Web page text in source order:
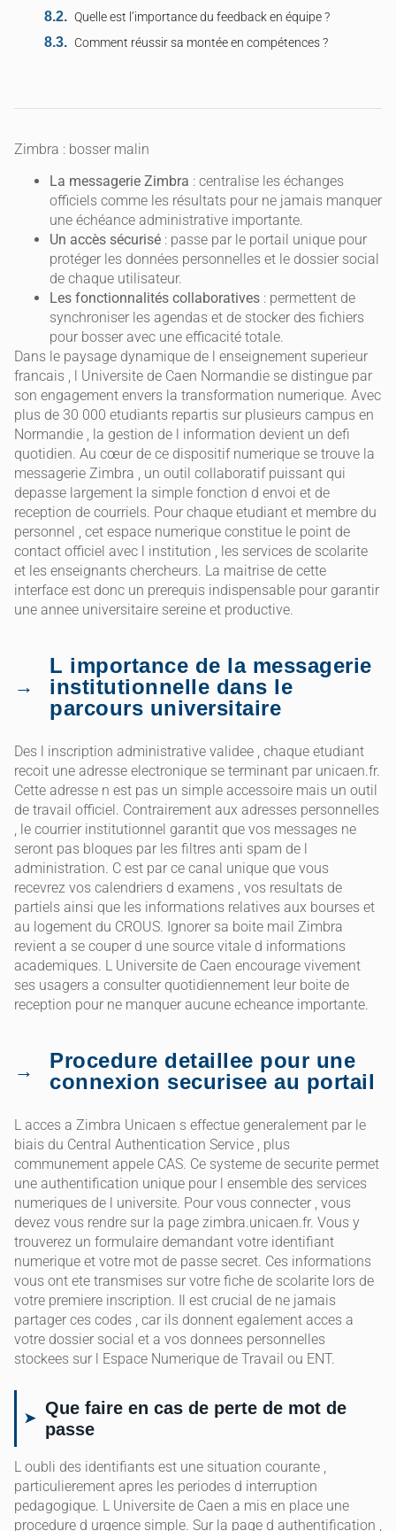
Quelle est l’importance du feedback en équipe ?
Comment réussir sa montée en compétences ?
Zimbra : bosser malin
La messagerie Zimbra : centralise les échanges
officiels comme les résultats pour ne jamais manquer
une échéance administrative importante.
Un accès sécurisé : passe par le portail unique pour
protéger les données personnelles et le dossier social
de chaque utilisateur.
Les fonctionnalités collaboratives : permettent de
synchroniser les agendas et de stocker des fichiers
pour bosser avec une efficacité totale.
Dans le paysage dynamique de l enseignement superieur
francais , l Universite de Caen Normandie se distingue par
son engagement envers la transformation numerique. Avec
plus de 30 000 etudiants repartis sur plusieurs campus en
Normandie , la gestion de l information devient un defi
quotidien. Au cœur de ce dispositif numerique se trouve la
messagerie Zimbra , un outil collaboratif puissant qui
depasse largement la simple fonction d envoi et de
reception de courriels. Pour chaque etudiant et membre du
personnel , cet espace numerique constitue le point de
contact officiel avec l institution , les services de scolarite
et les enseignants chercheurs. La maitrise de cette
interface est donc un prerequis indispensable pour garantir
une annee universitaire sereine et productive.
L importance de la messagerie
institutionnelle dans le
parcours universitaire
Des l inscription administrative validee , chaque etudiant
recoit une adresse electronique se terminant par unicaen.fr.
Cette adresse n est pas un simple accessoire mais un outil
de travail officiel. Contrairement aux adresses personnelles
, le courrier institutionnel garantit que vos messages ne
seront pas bloques par les filtres anti spam de l
administration. C est par ce canal unique que vous
recevrez vos calendriers d examens , vos resultats de
partiels ainsi que les informations relatives aux bourses et
au logement du CROUS. Ignorer sa boite mail Zimbra
revient a se couper d une source vitale d informations
academiques. L Universite de Caen encourage vivement
ses usagers a consulter quotidiennement leur boite de
reception pour ne manquer aucune echeance importante.
Procedure detaillee pour une
connexion securisee au portail
L acces a Zimbra Unicaen s effectue generalement par le
biais du Central Authentication Service , plus
communement appele CAS. Ce systeme de securite permet
une authentification unique pour l ensemble des services
numeriques de l universite. Pour vous connecter , vous
devez vous rendre sur la page zimbra.unicaen.fr. Vous y
trouverez un formulaire demandant votre identifiant
numerique et votre mot de passe secret. Ces informations
vous ont ete transmises sur votre fiche de scolarite lors de
votre premiere inscription. Il est crucial de ne jamais
partager ces codes , car ils donnent egalement acces a
votre dossier social et a vos donnees personnelles
stockees sur l Espace Numerique de Travail ou ENT.
Que faire en cas de perte de mot de
passe
L oubli des identifiants est une situation courante ,
particulierement apres les periodes d interruption
pedagogique. L Universite de Caen a mis en place une
procedure d urgence simple. Sur la page d authentification ,